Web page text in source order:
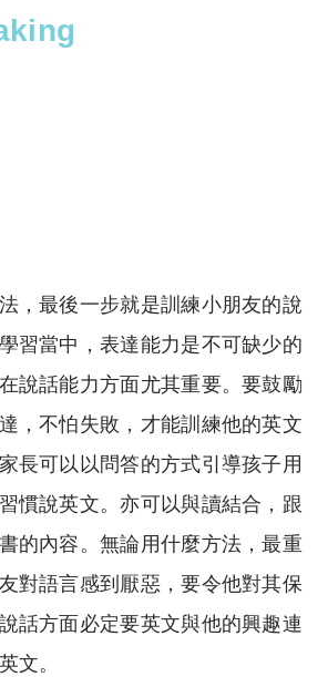
，最後一步就是訓練小朋友的說
習當中，表達能力是不可缺少的
說話能力方面尤其重要。要鼓勵
，不怕失敗，才能訓練他的英文
長可以以問答的方式引導孩子用
慣說英文。亦可以與讀結合，跟
的內容。無論用什麼方法，最重
對語言感到厭惡，要令他對其保
話方面必定要英文與他的興趣連
文。